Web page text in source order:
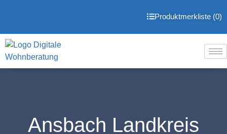
Produktmerkliste (0)
Ansbach Landkreis